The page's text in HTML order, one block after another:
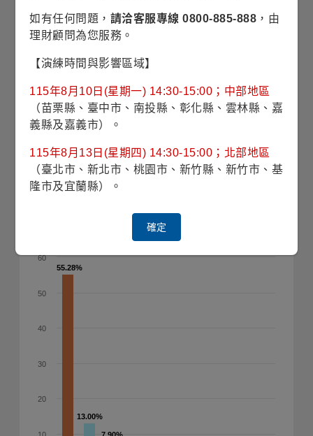
9.40%
9.40%8.75%
8.75% 8.63%
8.63%
3.79%
3.79%
2.28%
2.28%
0.76%
0.76%
資訊科技消費性耐久財通訊服務健康醫療 其他產業
現金及約當現金
0
5
10
15
(2026/06/30)
55.28%
55.28%
13.00%
13.00%
20
30
40
50
60
如有任何問題， 請洽客服專線 0800-885-888 ，由
理財顧問為您服務。
【演練時間與影響區域】
115年8月10日(星期一) 14:30-15:00；中部地區
（苗栗縣、臺中市、南投縣、彰化縣、雲林縣、嘉
義縣及嘉義市）。
115年8月13日(星期四) 14:30-15:00；北部地區
（臺北市、新北市、桃園市、新竹縣、新竹市、基
隆市及宜蘭縣）。
確定